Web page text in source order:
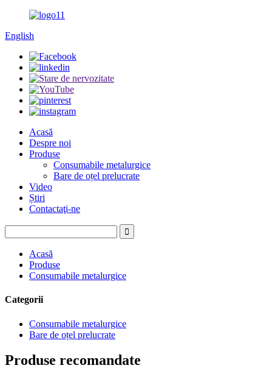
English
Acasă
Despre noi
Produse
Consumabile metalurgice
Bare de oțel prelucrate
Video
Știri
Contactaţi-ne
Acasă
Produse
Consumabile metalurgice
Categorii
Consumabile metalurgice
Bare de oțel prelucrate
Produse recomandate